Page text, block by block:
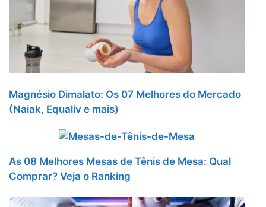
Magnésio Dimalato: Os 07 Melhores do Mercado
(Naiak, Equaliv e mais)
As 08 Melhores Mesas de Tênis de Mesa: Qual
Comprar? Veja o Ranking